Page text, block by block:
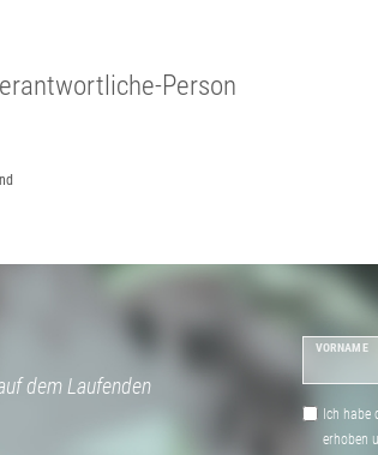
Person
dem Laufenden
VORNAME
Ich habe
erhoben